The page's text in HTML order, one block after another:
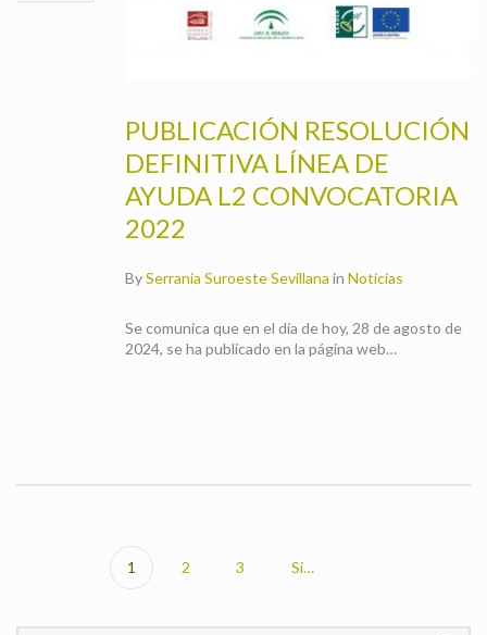
PUBLICACIÓN RESOLUCIÓN
DEFINITIVA LÍNEA DE
AYUDA L2 CONVOCATORIA
2022
BySerrania Suroeste Sevillana in Noticias
Se comunica que en el día de hoy, 28 de agosto de
2024, se ha publicado en la página web…
1 2 3 Siguiente